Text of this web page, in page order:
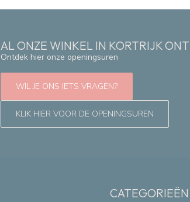
AL ONZE WINKEL IN KORTRIJK
Ontdek hier onze openingsuren
WIL JE ONS IETS VRAGEN?
KLIK HIER VOOR DE OPENINGSUREN
CATEGORIEËN